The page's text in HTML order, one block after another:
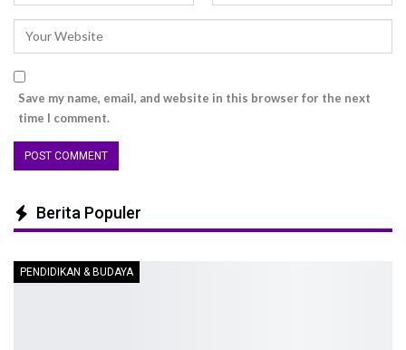
Save my name, email, and website in this browser for the next
time I comment.
Berita Populer
PENDIDIKAN & BUDAYA